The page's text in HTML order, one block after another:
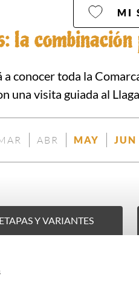
MI
la
conocer toda la
una visita guiada al
NO
DISPONIBLE
ABR
NO
DISPONIBLE
MAY JUN
ETAPAS Y VARIANTES